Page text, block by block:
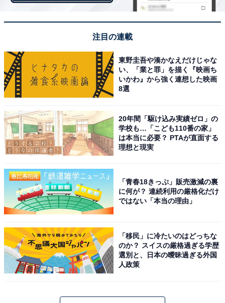
1位は、「杉元佐一」でした。
武功を上げた元日本兵。どんな重傷を負っても翌日には
戦場を走り抜けているような常軌を逸した生存能力から
「不死身の杉本」の通り名を持ちます。
戦死した親友の妻の病気治療のために砂金を取ろうと北
海道に来ますが、ひょんなことからアイヌが秘蔵してい
た金塊のうわさを知ります。その後出会ったアシリパと
ったアシリパの父の仇討ちのストーリーが始まります。
回答者コメントからは、「主人公らしい男気、そして頼
もしさを兼ね備えているところが好きです」（30代女性
／千葉県）、「主人公でありながら戦争帰りで頭のネジ
がはずれてしまっているところ」（30代男性／東京都）
という声がありました。
注目の連載
東野圭吾や湊かなえだけじゃな
い、「業と罪」を描く『映画ち
いかわ』から強く連想した映画
8選
20年間「駆け込み実績ゼロ」の
学校も…「こども110番の家」
は本当に必要？ PTAが直面する
理想と現実
「青春18きっぷ」販売激減の裏
に何が？ 連続利用の厳格化だけ
ではない「本当の理由」
「移民」に冷たいのはどっちな
のか？ スイスの厳格過ぎる学歴
選別と、日本の曖昧過ぎる外国
人政策